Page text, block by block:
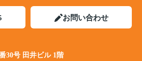
お問い合わせ
30号 田井ビル 1階